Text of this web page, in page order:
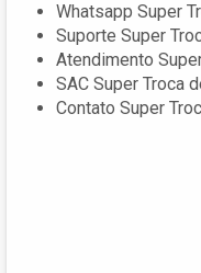
Whatsapp Super
Suporte Super
Atendimento
SAC Super Troca
Contato Super